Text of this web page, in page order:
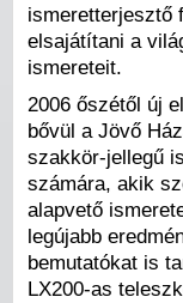
ismeretterjesztő
elsajátítani a
ismereteit.
2006 őszétől új
bővül a Jövő
szakkör-jellegű
számára, akik
alapvető
legújabb
bemutatókat is
LX200-as